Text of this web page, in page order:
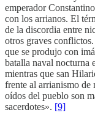
emperador
con los arrianos. El
de la discordia entre
otros graves
que se produjo con
batalla naval nocturna
mientras que san
frente al arrianismo de
oídos del pueblo son
sacerdotes». [9]